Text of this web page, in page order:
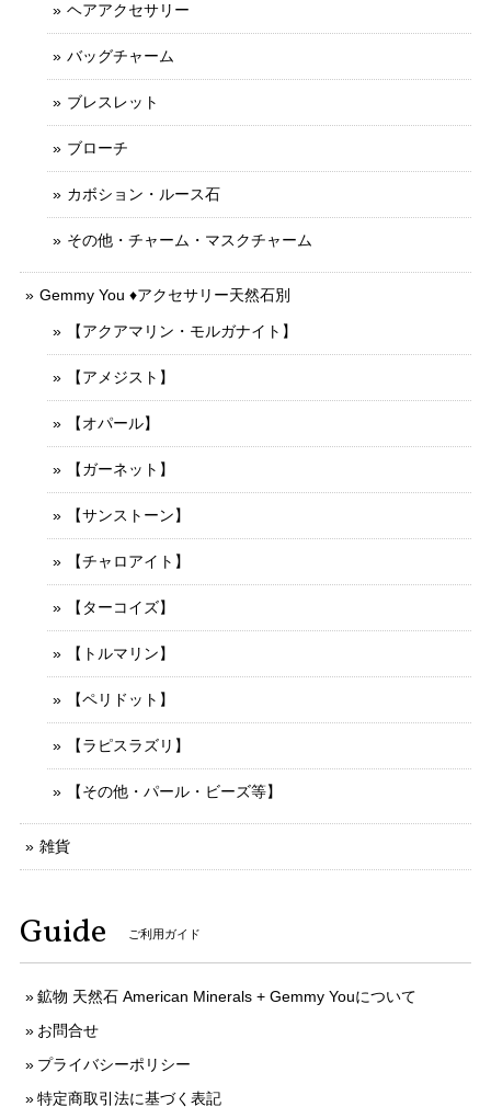
ヘアアクセサリー
バッグチャーム
ブレスレット
ブローチ
カボション・ルース石
その他・チャーム・マスクチャーム
Gemmy You ♦︎アクセサリー天然石別
【アクアマリン・モルガナイト】
【アメジスト】
【オパール】
【ガーネット】
【サンストーン】
【チャロアイト】
【ターコイズ】
【トルマリン】
【ペリドット】
【ラピスラズリ】
【その他・パール・ビーズ等】
雑貨
Guide ご利用ガイド
鉱物 天然石 American Minerals + Gemmy Youについて
お問合せ
プライバシーポリシー
特定商取引法に基づく表記